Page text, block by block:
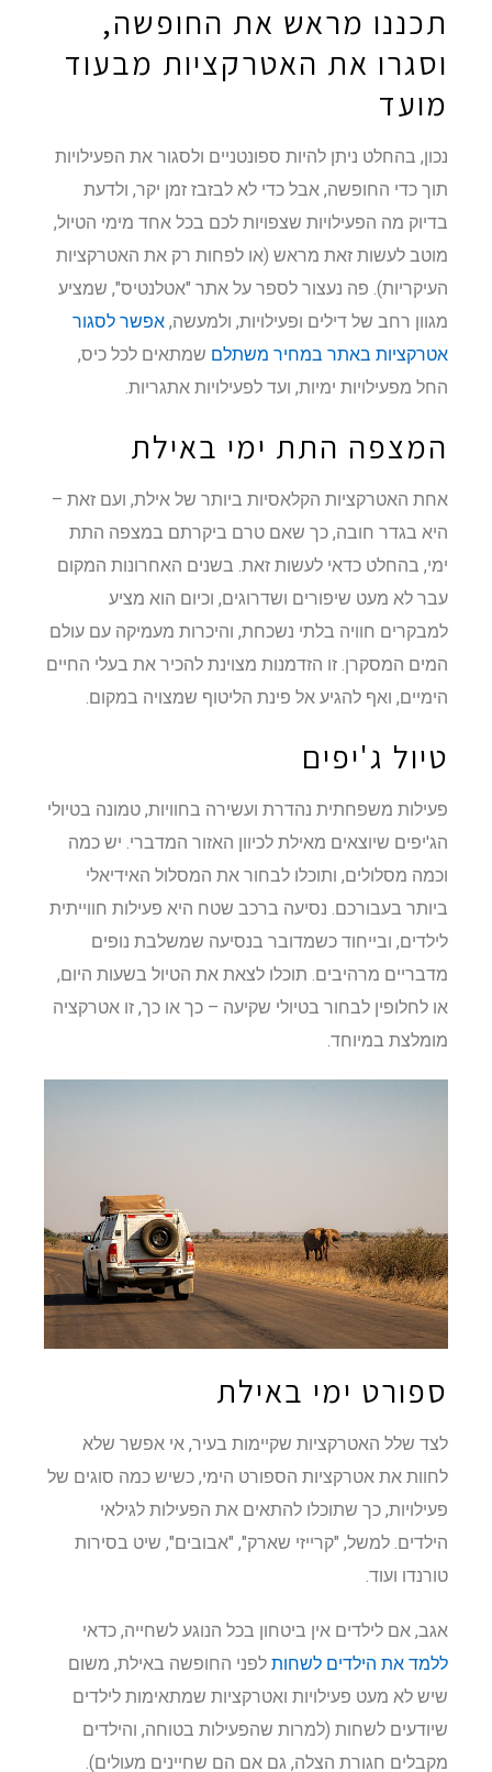
תכננו מראש את החופשה,
וסגרו את האטרקציות מבעוד
מועד
נכון, בהחלט ניתן להיות ספונטניים ולסגור את הפעילויות
תוך כדי החופשה, אבל כדי לא לבזבז זמן יקר, ולדעת
בדיוק מה הפעילויות שצפויות לכם בכל אחד מימי הטיול,
מוטב לעשות זאת מראש (או לפחות רק את האטרקציות
העיקריות). פה נעצור לספר על אתר "אטלנטיס", שמציע
מגוון רחב של דילים ופעילויות, ולמעשה,אפשר לסגור
אטרקציות באתר במחיר משתלםשמתאים לכל כיס,
החל מפעילויות ימיות, ועד לפעילויות אתגריות.
המצפה התת ימי באילת
אחת האטרקציות הקלאסיות ביותר של אילת, ועם זאת –
היא בגדר חובה, כך שאם טרם ביקרתם במצפה התת
ימי, בהחלט כדאי לעשות זאת. בשנים האחרונות המקום
עבר לא מעט שיפורים ושדרוגים, וכיום הוא מציע
למבקרים חוויה בלתי נשכחת, והיכרות מעמיקה עם עולם
המים המסקרן. זו הזדמנות מצוינת להכיר את בעלי החיים
הימיים, ואף להגיע אל פינת הליטוף שמצויה במקום.
טיול ג'יפים
פעילות משפחתית נהדרת ועשירה בחוויות, טמונה בטיולי
הג'יפים שיוצאים מאילת לכיוון האזור המדברי. יש כמה
וכמה מסלולים, ותוכלו לבחור את המסלול האידיאלי
ביותר בעבורכם. נסיעה ברכב שטח היא פעילות חווייתית
לילדים, ובייחוד כשמדובר בנסיעה שמשלבת נופים
מדבריים מרהיבים. תוכלו לצאת את הטיול בשעות היום,
או לחלופין לבחור בטיולי שקיעה – כך או כך, זו אטרקציה
מומלצת במיוחד.
ספורט ימי באילת
לצד שלל האטרקציות שקיימות בעיר, אי אפשר שלא
לחוות את אטרקציות הספורט הימי, כשיש כמה סוגים של
פעילויות, כך שתוכלו להתאים את הפעילות לגילאי
הילדים. למשל, "קרייזי שארק", "אבובים", שיט בסירות
טורנדו ועוד.
אגב, אם לילדים אין ביטחון בכל הנוגע לשחייה, כדאי
ללמד את הילדים לשחותלפני החופשה באילת, משום
שיש לא מעט פעילויות ואטרקציות שמתאימות לילדים
שיודעים לשחות (למרות שהפעילות בטוחה, והילדים
מקבלים חגורת הצלה, גם אם הם שחיינים מעולים).